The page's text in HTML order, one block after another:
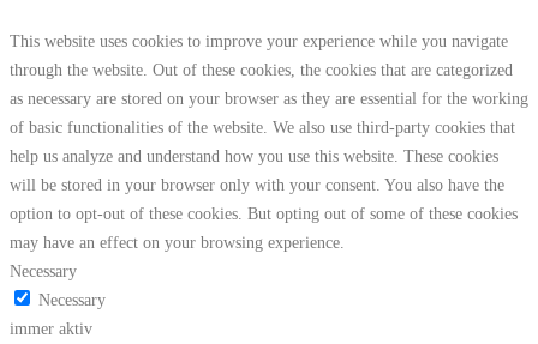
This website uses cookies to improve your experience while you navigate
through the website. Out of these cookies, the cookies that are categorized
as necessary are stored on your browser as they are essential for the working
of basic functionalities of the website. We also use third-party cookies that
help us analyze and understand how you use this website. These cookies
will be stored in your browser only with your consent. You also have the
option to opt-out of these cookies. But opting out of some of these cookies
may have an effect on your browsing experience.
Necessary
Necessary
immer aktiv